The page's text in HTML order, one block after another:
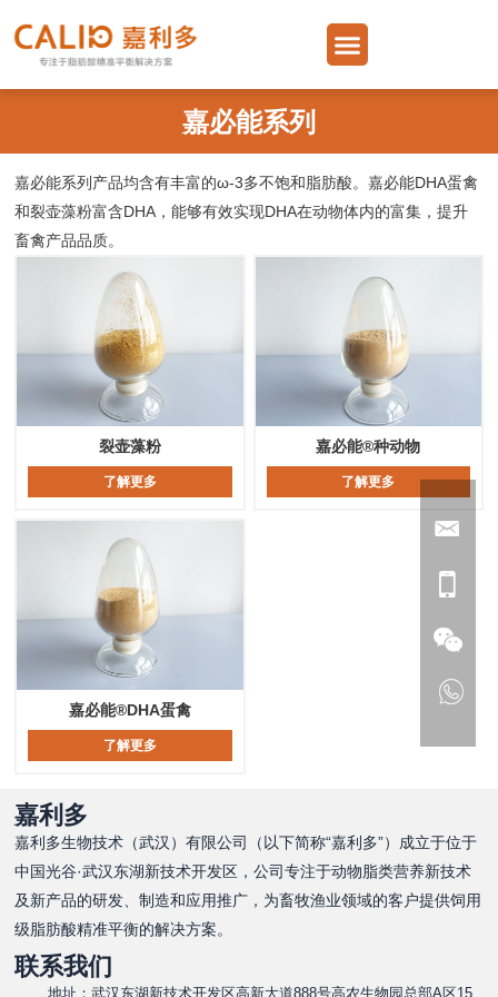
至
Menu
嘉必能系列
嘉必能系列产品均含有丰富的ω-3多不饱和脂肪酸。嘉必能DHA蛋禽
和裂壶藻粉富含DHA，能够有效实现DHA在动物体内的富集，提升
畜禽产品品质。
裂壶藻粉
了解更多
嘉必能®种动物
了解更多
嘉必能®DHA蛋禽
了解更多
嘉利多
嘉利多生物技术（武汉）有限公司（以下简称“嘉利多”）成立于位于
中国光谷·武汉东湖新技术开发区，公司专注于动物脂类营养新技术
及新产品的研发、制造和应用推广，为畜牧渔业领域的客户提供饲用
级脂肪酸精准平衡的解决方案。
联系我们
地址：武汉东湖新技术开发区高新大道888号高农生物园总部A区15